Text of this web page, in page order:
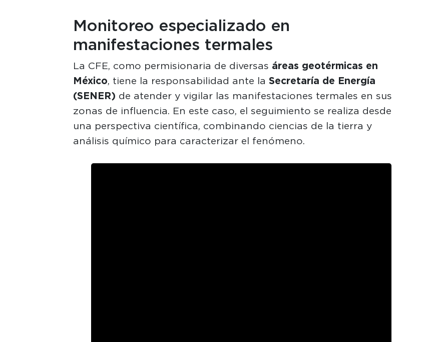
Monitoreo especializado en
manifestaciones termales
La CFE, como permisionaria de diversas áreas geotérmicas en
México, tiene la responsabilidad ante la Secretaría de Energía
(SENER) de atender y vigilar las manifestaciones termales en sus
zonas de influencia. En este caso, el seguimiento se realiza desde
una perspectiva científica, combinando ciencias de la tierra y
análisis químico para caracterizar el fenómeno.